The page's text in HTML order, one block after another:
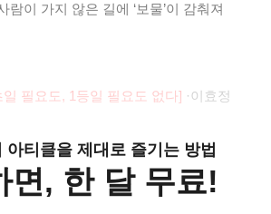
람이 가지 않은 길에 ‘보물’이 감춰져
일 필요도, 1등일 필요도 없다] · 이효정
아티클을 제대로 즐기는 방법
면, 한 달 무료!